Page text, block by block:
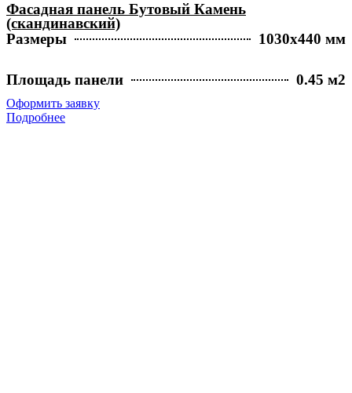
Фасадная панель Бутовый Камень
(скандинавский)
Размеры
1030х440 мм
Площадь панели 0.45 м2
Оформить заявку
Подробнее